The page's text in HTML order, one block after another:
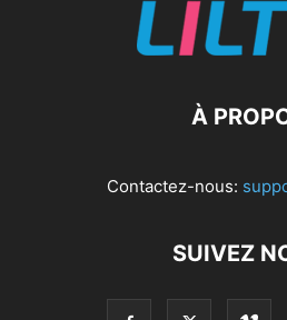
À
Contactez-nous:
SUIVEZ